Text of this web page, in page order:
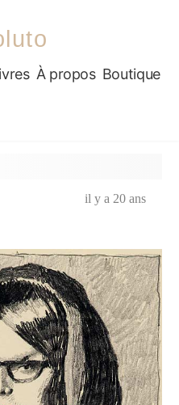
À propos Boutique
il y a 20 ans